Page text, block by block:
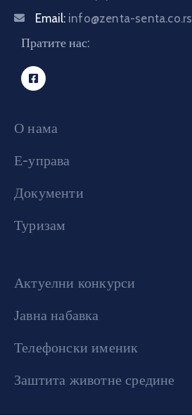
Email: info@zenta-senta.co.rs
Пратите нас:
О нама
Е-управа
Документи
Туризам
Актуелни конкурси
Јавна набавка
Телефонски именик
Заштита животне средине